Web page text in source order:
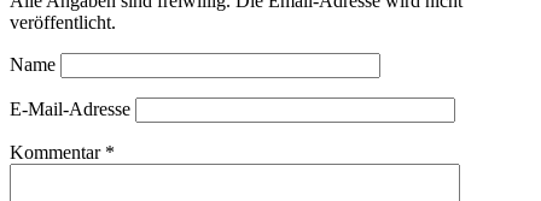
veröffentlicht.
Name
E-Mail-Adresse
Kommentar *